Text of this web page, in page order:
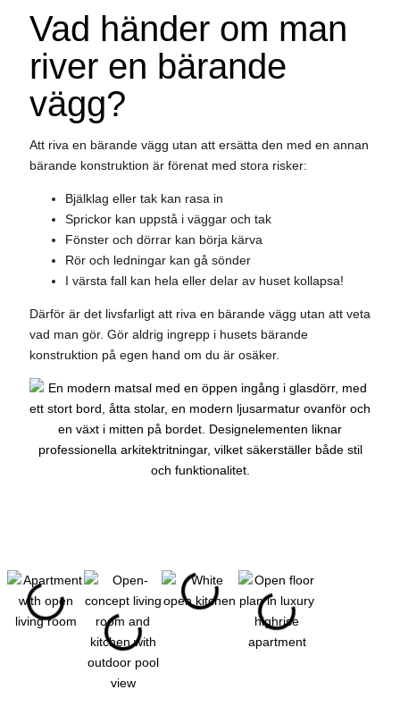
Vad händer om man
river en bärande
vägg?
Att riva en bärande vägg utan att ersätta den med en annan
bärande konstruktion är förenat med stora risker:
Bjälklag eller tak kan rasa in
Sprickor kan uppstå i väggar och tak
Fönster och dörrar kan börja kärva
Rör och ledningar kan gå sönder
I värsta fall kan hela eller delar av huset kollapsa!
Därför är det livsfarligt att riva en bärande vägg utan att veta
vad man gör. Gör aldrig ingrepp i husets bärande
konstruktion på egen hand om du är osäker.